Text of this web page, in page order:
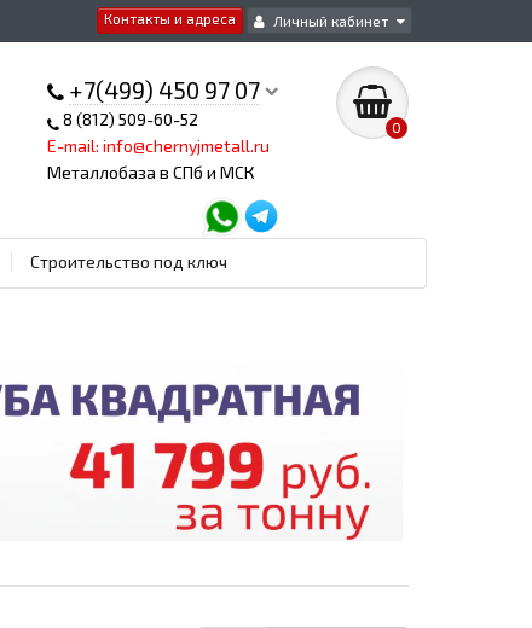
Контакты и адреса Личный кабинет
+7(499) 450 97 07
8 (812) 509-60-52
E-mail: info@chernyjmetall.ru
Металлобаза в СПб и МСК
0
Строительство под ключ